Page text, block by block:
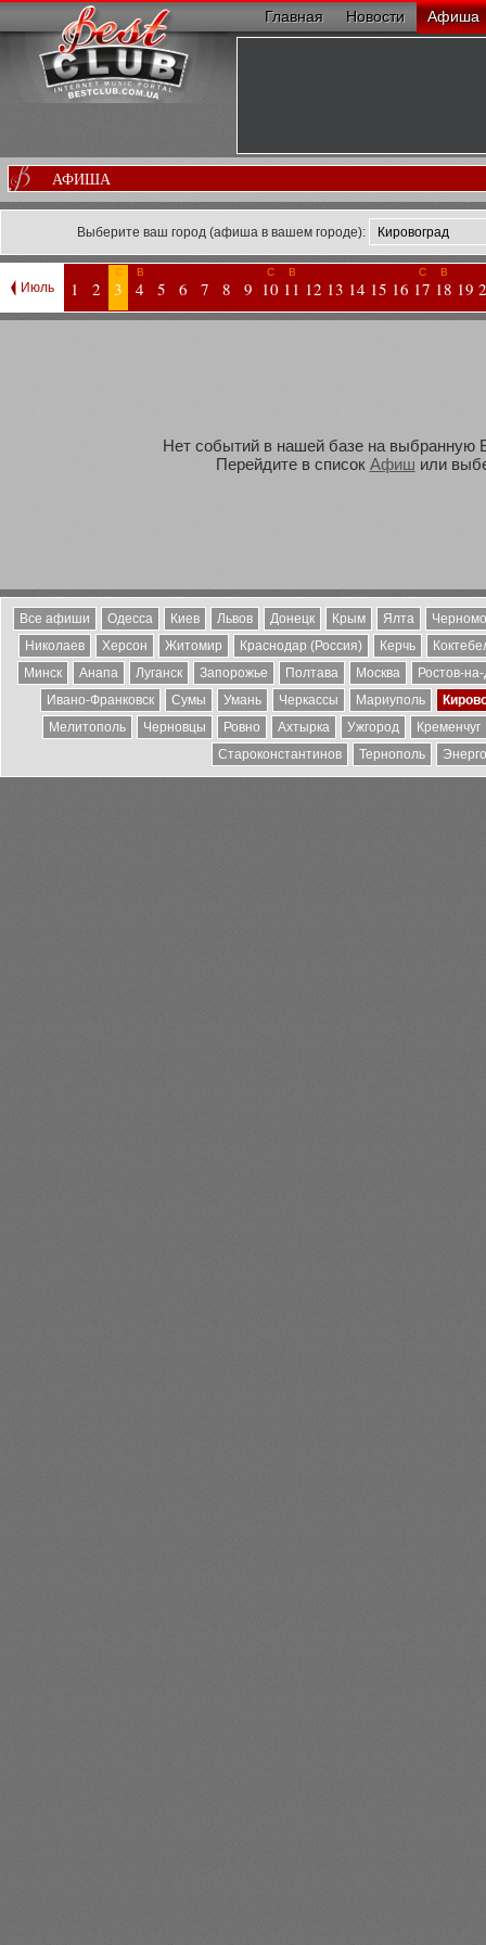
Главная Новости Афиша
АФИША
Выберите ваш город (афиша в вашем городе):
Июль 1 2
С
3
В
4 5 6 7 8 9
С
10
В
11 12 13 14 15 16
С
17
В
18 19
Нет событий в нашей базе на выбранную
Перейдите в список Афиш или
Все афиши Одесса Киев Львов Донецк Крым Ялта
Николаев
Херсон Житомир Краснодар (Россия) Керчь
Минск
Анапа Луганск Запорожье Полтава Москва
Ростов-
Ивано-Франковск
Сумы Умань Черкассы Мариуполь
Мелитополь
Черновцы Ровно Ахтырка Ужгород
Кременчуг
Староконстантинов
Тернополь